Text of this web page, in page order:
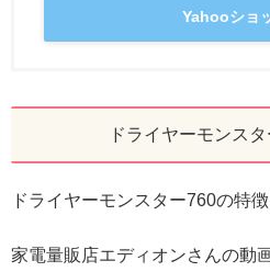
Yahooショ
ドライヤーモンス
ドライヤーモンスター760の特徴
家電量販店エディオンさんの動